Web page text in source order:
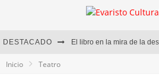
DESTACADO
Inicio Teatro